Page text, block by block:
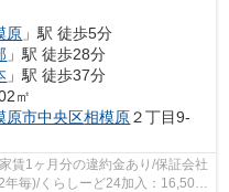
原 」駅 徒歩5分
」駅 徒歩28分
」駅 徒歩37分
㎡
原市中央区相模原２丁目9-
賃1ヶ月分の違約金あり/保証会社
毎)/くらしーど24加入：16,500